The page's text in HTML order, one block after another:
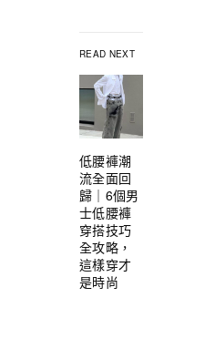
READ NEXT
低腰褲潮
流全面回
歸｜6個男
士低腰褲
穿搭技巧
全攻略，
這樣穿才
是時尚